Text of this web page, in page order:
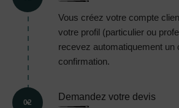
Vous créez votre compte
votre profil (particulier ou
recevez automatiquement un
confirmation.
02
Demandez votre devis